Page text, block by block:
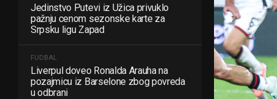
Jedinstvo Putevi iz Užica privuklo
pažnju cenom sezonske karte za
Srpsku ligu Zapad
FUDBAL
Liverpul doveo Ronalda Arauha na
pozajmicu iz Barselone zbog povreda
u odbrani